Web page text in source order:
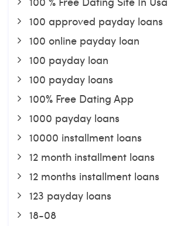
100 approved payday loans
100 online payday loan
100 payday loan
100 payday loans
100% Free Dating App
1000 payday loans
10000 installment loans
12 month installment loans
12 months installment loans
123 payday loans
18-08